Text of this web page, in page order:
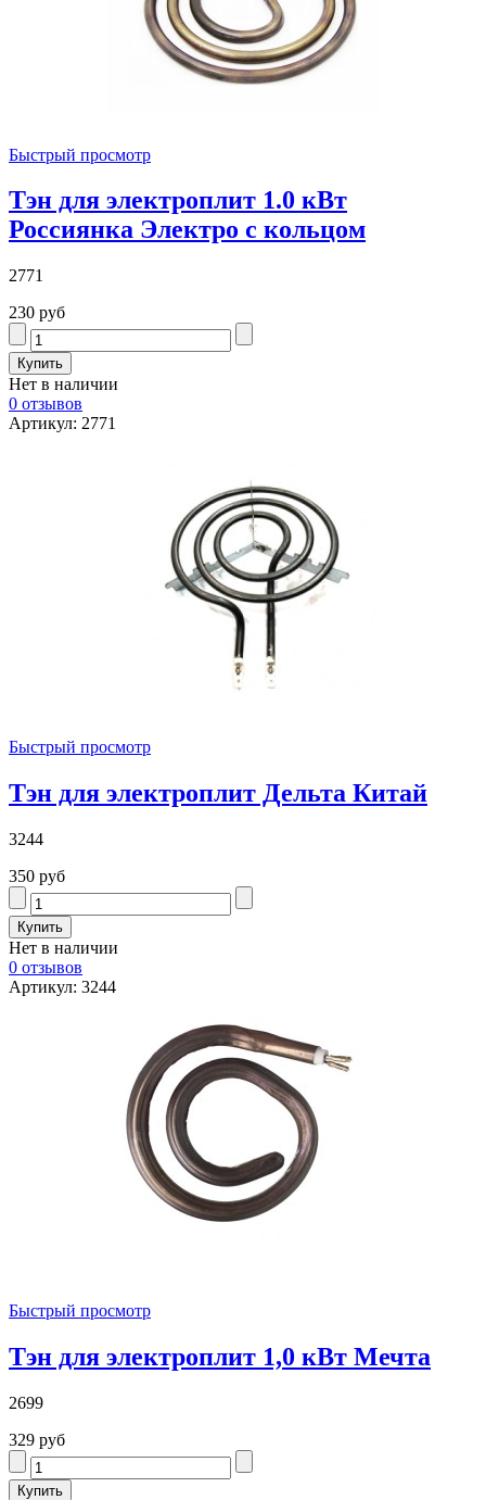
Быстрый просмотр
Тэн для электроплит 1.0 кВт
Россиянка Электро с кольцом
2771
230 руб
Нет в наличии
0 отзывов
Артикул: 2771
Быстрый просмотр
Тэн для электроплит Дельта Китай
3244
350 руб
Нет в наличии
0 отзывов
Артикул: 3244
Быстрый просмотр
Тэн для электроплит 1,0 кВт Мечта
2699
329 руб